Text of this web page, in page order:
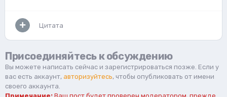
Цитата
Присоединяйтесь к обсуждению
Вы можете написать сейчас и зарегистрироваться позже. Если у
вас есть аккаунт, авторизуйтесь, чтобы опубликовать от имени
своего аккаунта.